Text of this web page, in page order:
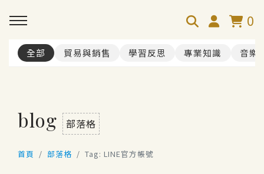
0
全部 貿易與銷售 學習反思 專業知識 音樂
blog 部落格
首頁 部落格 Tag: LINE官方帳號